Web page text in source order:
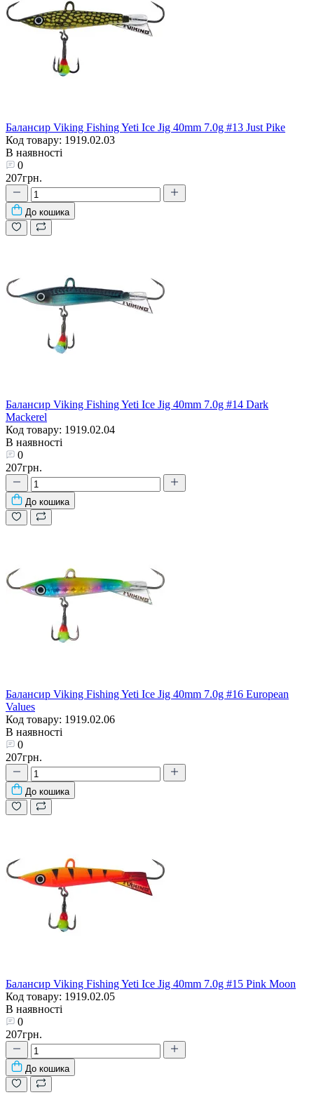
Балансир Viking Fishing Yeti Ice Jig 40mm 7.0g #13 Just Pike
Код товару: 1919.02.03
В наявності
0
207грн.
До кошика
Балансир Viking Fishing Yeti Ice Jig 40mm 7.0g #14 Dark
Mackerel
Код товару: 1919.02.04
В наявності
0
207грн.
До кошика
Балансир Viking Fishing Yeti Ice Jig 40mm 7.0g #16 European
Values
Код товару: 1919.02.06
В наявності
0
207грн.
До кошика
Балансир Viking Fishing Yeti Ice Jig 40mm 7.0g #15 Pink Moon
Код товару: 1919.02.05
В наявності
0
207грн.
До кошика